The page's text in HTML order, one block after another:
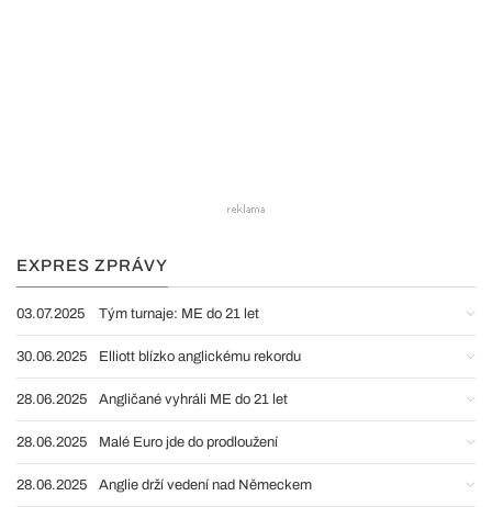
EXPRES ZPRÁVY
03.07.2025 Tým turnaje: ME do 21 let
30.06.2025 Elliott blízko anglickému rekordu
28.06.2025 Angličané vyhráli ME do 21 let
28.06.2025 Malé Euro jde do prodloužení
28.06.2025 Anglie drží vedení nad Německem